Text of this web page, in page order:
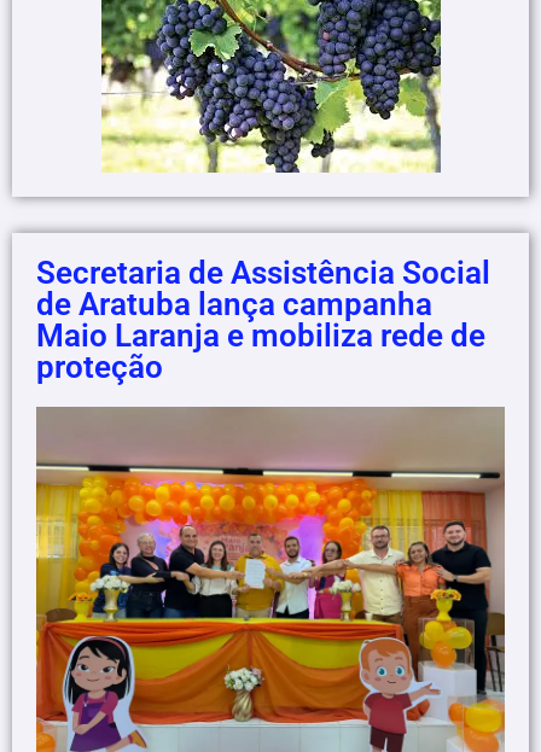
Secretaria de Assistência Social
de Aratuba lança campanha
Maio Laranja e mobiliza rede de
proteção